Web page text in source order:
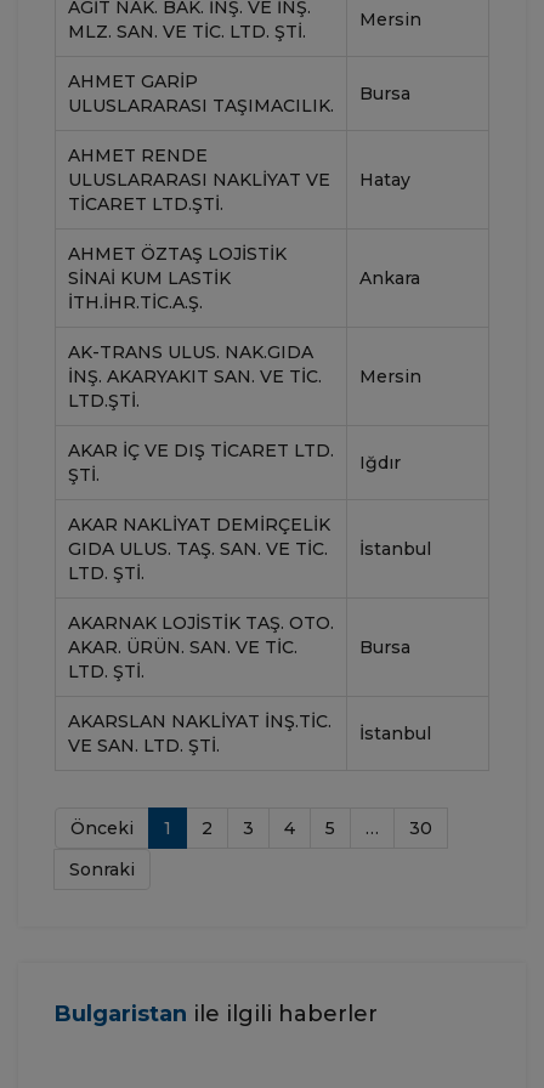
AGIT NAK. BAK. İNŞ. VE İNŞ.
MLZ. SAN. VE TIC. LTD. ŞTI.
Mersin
AHMET GARIP
ULUSLARARASI TAŞIMACILIK.
Bursa
AHMET RENDE
ULUSLARARASI NAKLIYAT VE
TICARET LTD.ŞTI.
Hatay
AHMET ÖZTAŞ LOJİSTİK
SİNAİ KUM LASTİK
İTH.İHR.TİC.A.Ş.
Ankara
AK-TRANS ULUS. NAK.GIDA
İNŞ. AKARYAKIT SAN. VE TIC.
LTD.ŞTI.
Mersin
AKAR İÇ VE DIŞ TICARET LTD.
ŞTI.
Iğdır
AKAR NAKLIYAT DEMIRÇELIK
GIDA ULUS. TAŞ. SAN. VE TIC.
LTD. ŞTI.
İstanbul
AKARNAK LOJISTIK TAŞ. OTO.
AKAR. ÜRÜN. SAN. VE TIC.
LTD. ŞTI.
Bursa
AKARSLAN NAKLIYAT İNŞ.TIC.
VE SAN. LTD. ŞTI.
İstanbul
Önceki 1 2 3 4 5 …
30
Sonraki
Bulgaristan ile ilgili haberler